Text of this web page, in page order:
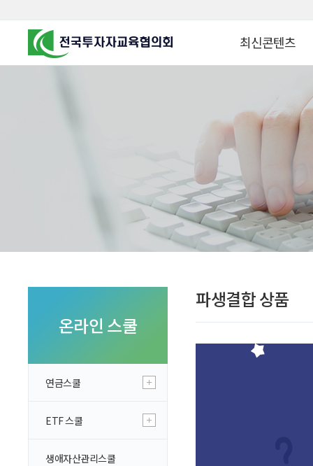
최신콘텐츠
찾아가는 연금ᆞ자
금융투자 HOWTO
군장병 금융투자 아
MZ 머니 헌터스
자립준비청년을 위한
1:1 자산관리법
실전투자 Insight
온라인 스쿨
연금스쿨
ETF 스쿨
생애자산관리스쿨
파생결합 상품